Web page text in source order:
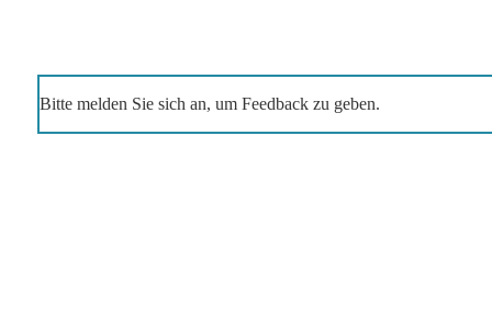
Bitte melden Sie sich an, um Feedback zu geben.